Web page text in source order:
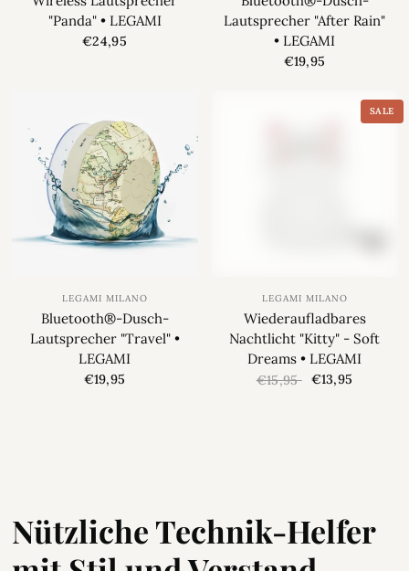
"Panda" • LEGAMI
€24,95
Lautsprecher "After Rain"
• LEGAMI
€19,95
LEGAMI MILANO
Bluetooth®-Dusch-
Lautsprecher "Travel" •
LEGAMI
€19,95
SALE
LEGAMI MILANO
Wiederaufladbares
Nachtlicht "Kitty" - Soft
Dreams • LEGAMI
€15,95 €13,95
Nützliche Technik-Helfer